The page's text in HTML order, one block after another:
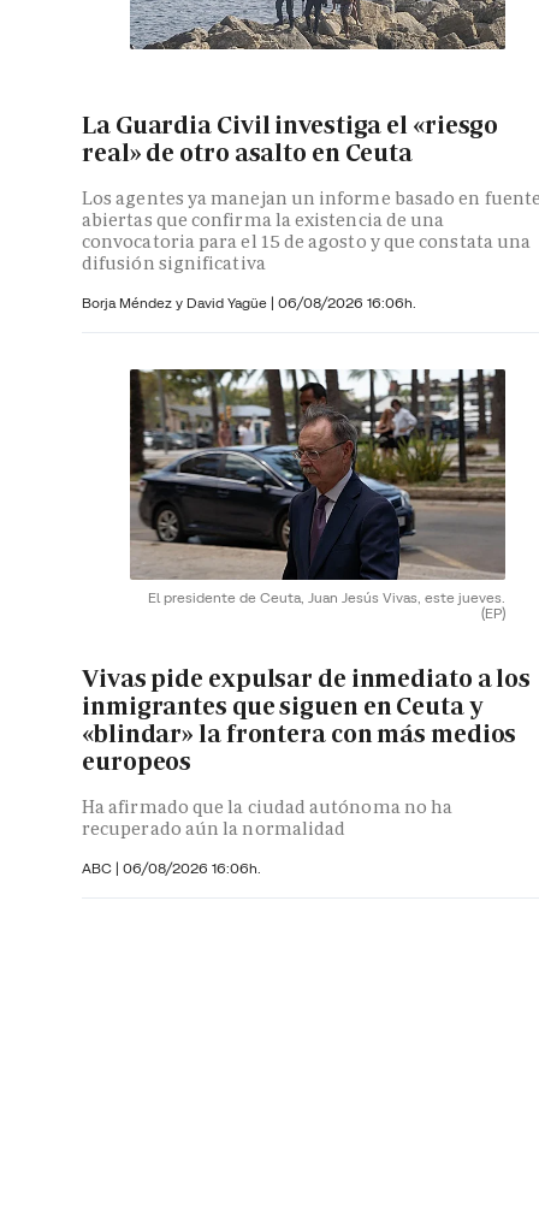
La Guardia Civil investiga el «riesgo
real» de otro asalto en Ceuta
Los agentes ya manejan un informe basado en
abiertas que confirma la existencia de una
convocatoria para el 15 de agosto y que constata una
difusión significativa
Borja Méndez y David Yagüe | 06/08/2026 16:06h.
El presidente de Ceuta, Juan Jesús Vivas, este jueves.
(EP)
Vivas pide expulsar de inmediato a los
inmigrantes que siguen en Ceuta y
«blindar» la frontera con más medios
europeos
Ha afirmado que la ciudad autónoma no ha
recuperado aún la normalidad
ABC | 06/08/2026 16:06h.